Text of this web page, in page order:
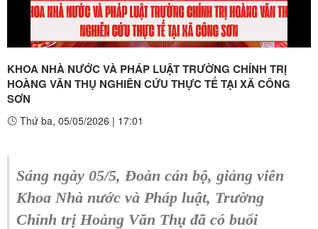
Video
KHOA NHÀ NƯỚC VÀ PHÁP LUẬT TRƯỜNG CHÍNH TRỊ
HOÀNG VĂN THỤ NGHIÊN CỨU THỰC TẾ TẠI XÃ CÔNG
SƠN
Thứ ba, 05/05/2026 | 17:01
Sáng ngày 05/5, Đoàn cán bộ, giảng viên
Khoa Nhà nước và Pháp luật, Trường
Chính trị Hoàng Văn Thụ đã có buổi